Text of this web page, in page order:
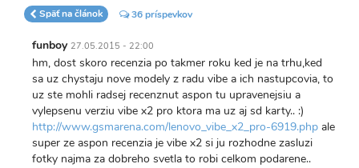
Späť na článok 36 príspevkov
funboy 27.05.2015 - 22:00
hm, dost skoro recenzia po takmer roku ked je na trhu,ked
sa uz chystaju nove modely z radu vibe a ich nastupcovia, to
uz ste mohli radsej recenznut aspon tu upravenejsiu a
vylepsenu verziu vibe x2 pro ktora ma uz aj sd karty.. :)
http://www.gsmarena.com/lenovo_vibe_x2_pro-6919.php ale
super ze aspon recenzia je vibe x2 si ju rozhodne zasluzi
fotky najma za dobreho svetla to robi celkom podarene..